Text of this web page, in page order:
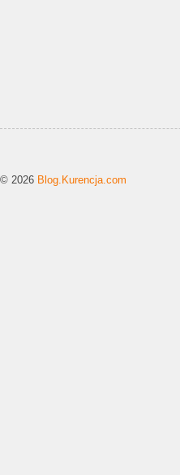
© 2026 Blog.Kurencja.com